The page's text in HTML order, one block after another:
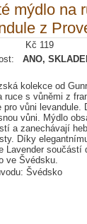
mýdlo na
z
Kč 119
ANO,
kolekce od
ruce s vůněmi z
pro vůni levandule.
vůni. Mýdlo
a zanechávají
Díky
Lavender součástí
ve Švédsku.
Švédsko